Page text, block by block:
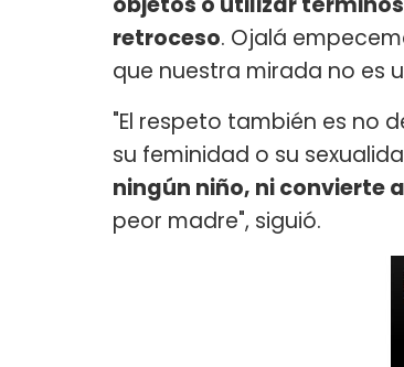
retroceso. Ojalá
que nuestra mirada no es
"El respeto también es no
su feminidad o su
ningún niño, ni convierte
peor madre", siguió.